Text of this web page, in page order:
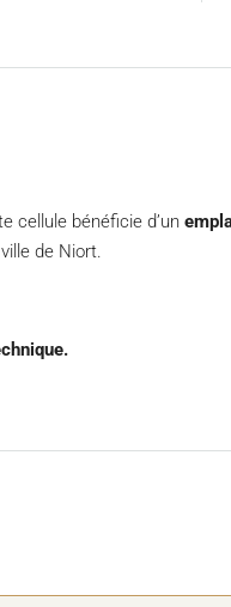
cellule bénéficie d’un
de Niort.